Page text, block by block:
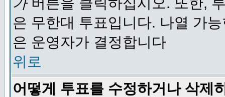
은 무한대 투표입니다. 나열 가
은 운영자가 결정합니다
위로
어떻게 투표를 수정하거나 삭제